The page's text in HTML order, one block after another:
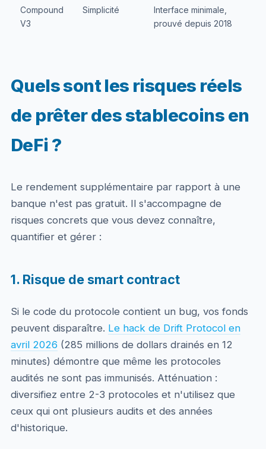
Compound
V3
Simplicité
Interface minimale,
prouvé depuis 2018
Quels sont les risques réels
de prêter des stablecoins en
DeFi ?
Le rendement supplémentaire par rapport à une
banque n'est pas gratuit. Il s'accompagne de
risques concrets que vous devez connaître,
quantifier et gérer :
1. Risque de smart contract
Si le code du protocole contient un bug, vos fonds
peuvent disparaître. Le hack de Drift Protocol en
avril 2026 (285 millions de dollars drainés en 12
minutes) démontre que même les protocoles
audités ne sont pas immunisés. Atténuation :
diversifiez entre 2-3 protocoles et n'utilisez que
ceux qui ont plusieurs audits et des années
d'historique.